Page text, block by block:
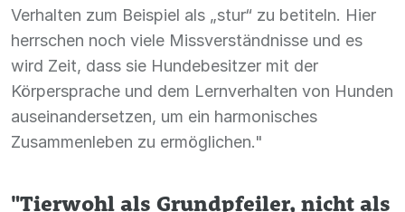
Verhalten zum Beispiel als „stur“ zu betiteln. Hier
herrschen noch viele Missverständnisse und es
wird Zeit, dass sie Hundebesitzer mit der
Körpersprache und dem Lernverhalten von Hunden
auseinandersetzen, um ein harmonisches
Zusammenleben zu ermöglichen."
"Tierwohl als Grundpfeiler, nicht als